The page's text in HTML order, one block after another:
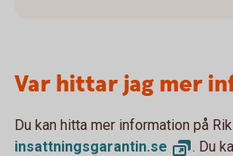
Var hittar jag mer
Du kan hitta mer information på
insattningsgarantin.se
. Du